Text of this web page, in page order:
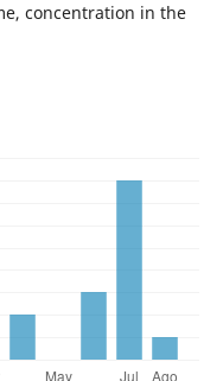
concentration in the